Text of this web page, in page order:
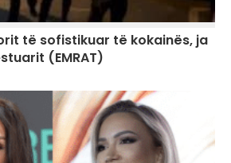
të sofistikuar të kokainës, ja
(EMRAT)